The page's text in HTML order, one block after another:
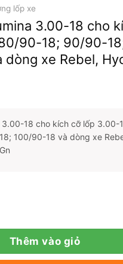
lốp xe
3.00-18 cho
90-18; 90/90-
dòng xe Rebel,
3.00-18 cho kích cỡ lốp 3.00-
100/90-18 và dòng xe
Thêm vào giỏ